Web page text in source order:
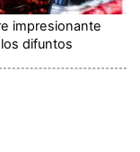
impresionante
difuntos